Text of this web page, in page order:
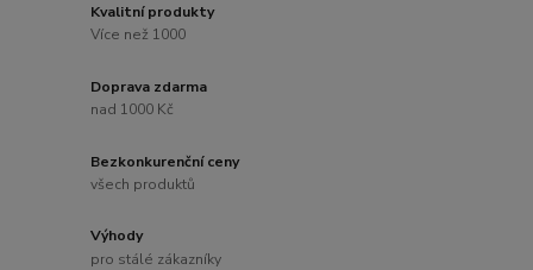
Kvalitní produkty
Více než 1000
Doprava zdarma
nad 1000 Kč
Bezkonkurenční ceny
všech produktů
Výhody
pro stálé zákazníky